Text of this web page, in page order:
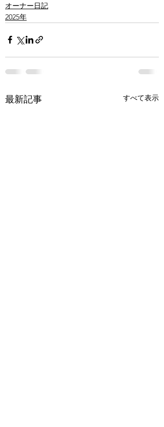
オーナー日記
2025年
最新記事 すべて表示